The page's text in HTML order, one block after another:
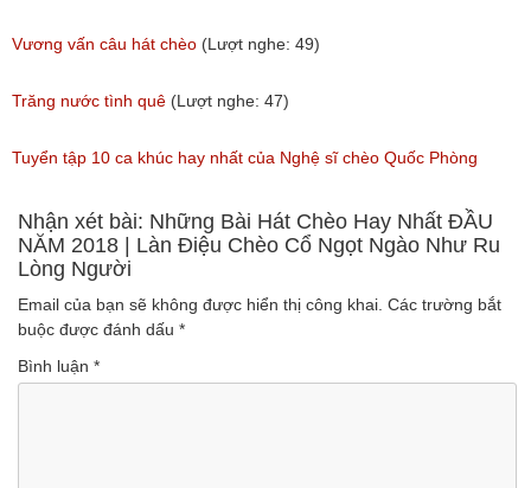
(Lượt nghe: 105)
Vương vấn câu hát chèo (Lượt nghe: 49)
Trăng nước tình quê (Lượt nghe: 47)
Tuyển tập 10 ca khúc hay nhất của Nghệ sĩ chèo Quốc Phòng
(Lượt nghe: 701)
Nhận xét bài: Những Bài Hát Chèo Hay Nhất ĐẦU
NĂM 2018 | Làn Điệu Chèo Cổ Ngọt Ngào Như Ru
Lòng Người
Email của bạn sẽ không được hiển thị công khai. Các trường bắt
buộc được đánh dấu *
Bình luận *